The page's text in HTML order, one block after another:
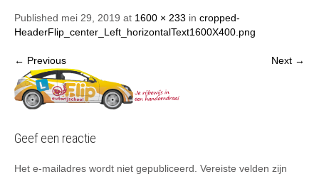
Published mei 29, 2019 at 1600 × 233 in cropped-
HeaderFlip_center_Left_horizontalText1600X400.png
← Previous Next →
Geef een reactie
Het e-mailadres wordt niet gepubliceerd. Vereiste velden zijn